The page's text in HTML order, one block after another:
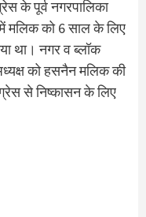
के पूर्व नगरपालिका
में मलिक को 6 साल के लिए
था। नगर व ब्लॉक
को हसनैन मलिक की
से निष्कासन के लिए